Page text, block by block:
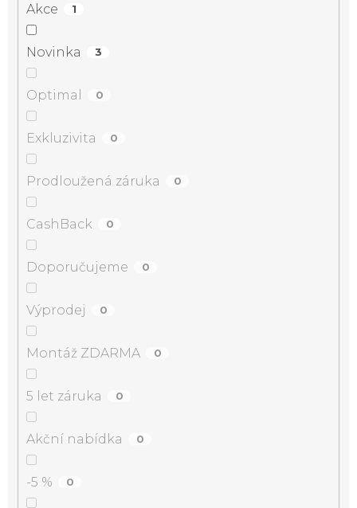
Akce 1
Novinka 3
Optimal 0
Exkluzivita 0
Prodloužená záruka 0
CashBack 0
Doporučujeme 0
Výprodej 0
Montáž ZDARMA 0
5 let záruka 0
Akční nabídka 0
-5 % 0